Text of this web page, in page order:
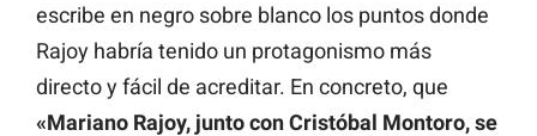
escribe en negro sobre blanco los puntos donde
Rajoy habría tenido un protagonismo más
directo y fácil de acreditar. En concreto, que
«Mariano Rajoy, junto con Cristóbal Montoro, se